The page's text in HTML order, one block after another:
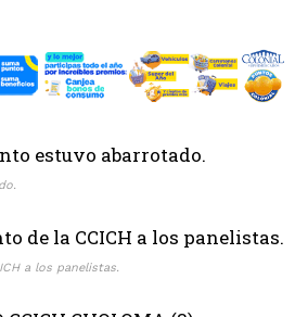
a los panelistas.